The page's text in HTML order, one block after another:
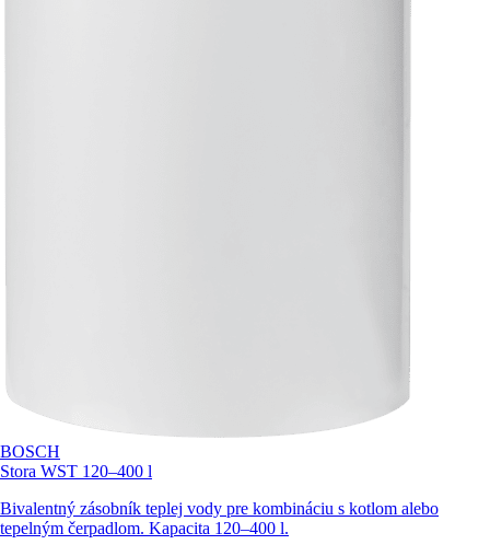
BOSCH
Stora WST 120–400 l
Bivalentný zásobník teplej vody pre kombináciu s kotlom alebo
tepelným čerpadlom. Kapacita 120–400 l.